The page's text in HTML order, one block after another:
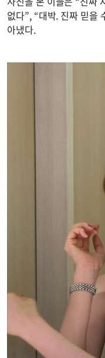
없다”, “대박. 진짜 믿을
아냈다.